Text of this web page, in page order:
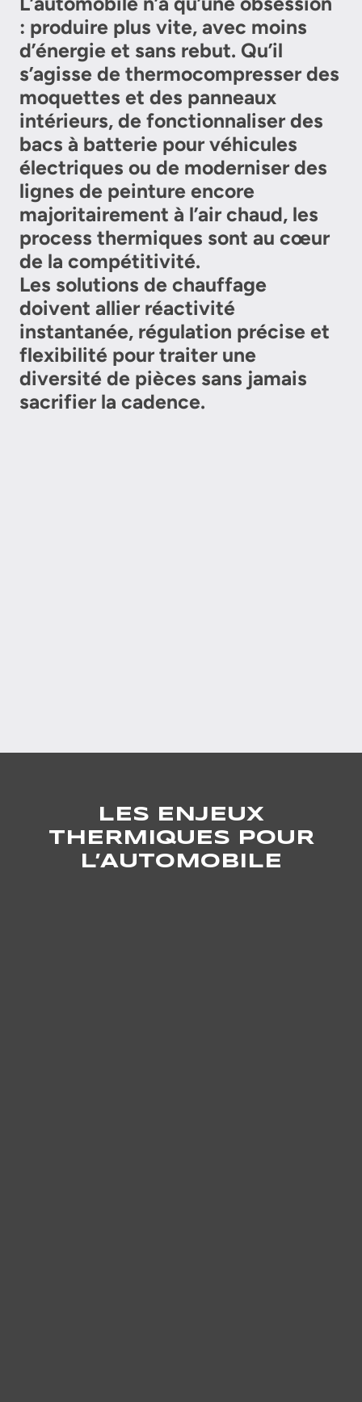
: produire plus vite, avec moins
d’énergie et sans rebut. Qu’il
s’agisse de thermocompresser des
moquettes et des panneaux
intérieurs, de fonctionnaliser des
bacs à batterie pour véhicules
électriques ou de moderniser des
lignes de peinture encore
majoritairement à l’air chaud, les
process thermiques sont au cœur
de la compétitivité.
Les solutions de chauffage
doivent allier réactivité
instantanée, régulation précise et
flexibilité pour traiter une
diversité de pièces sans jamais
sacrifier la cadence.
LES ENJEUX
THERMIQUES POUR
L’AUTOMOBILE